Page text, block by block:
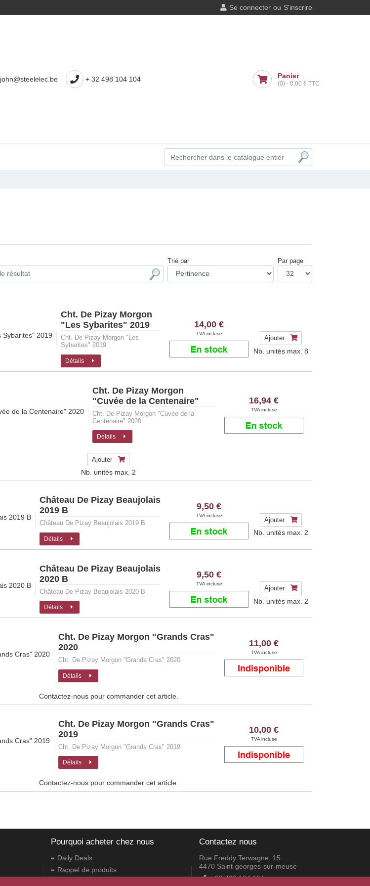
Se connecter ou S'inscrire
john@steelelec.be + 32 498 104 104 Panier
(0) - 0,00 € TTC
Trié par Par page
Cht. De Pizay Morgon
"Les Sybarites" 2019
Cht. De Pizay Morgon "Les
Sybarites" 2019
Détails
14,00 €
TVA incluse
Ajouter
Nb. unités max. 8
Cht. De Pizay Morgon
"Cuvée de la Centenaire"
2020
Cht. De Pizay Morgon "Cuvée de la
Centenaire" 2020
Détails
16,94 €
TVA incluse
Ajouter
Nb. unités max. 2
Château De Pizay Beaujolais
2019 B
Château De Pizay Beaujolais 2019 B
Détails
9,50 €
TVA incluse
Ajouter
Nb. unités max. 2
Château De Pizay Beaujolais
2020 B
Château De Pizay Beaujolais 2020 B
Détails
9,50 €
TVA incluse
Ajouter
Nb. unités max. 2
Cht. De Pizay Morgon "Grands Cras"
2020
Cht. De Pizay Morgon "Grands Cras" 2020
Détails
11,00 €
TVA incluse
Contactez-nous pour commander cet article.
Cht. De Pizay Morgon "Grands Cras"
2019
Cht. De Pizay Morgon "Grands Cras" 2019
Détails
10,00 €
TVA incluse
Contactez-nous pour commander cet article.
Pourquoi acheter chez nous
Daily Deals
Rappel de produits
Contactez nous
Rue Freddy Terwagne, 15
4470 Saint-georges-sur-meuse
+ 32 498 104 104